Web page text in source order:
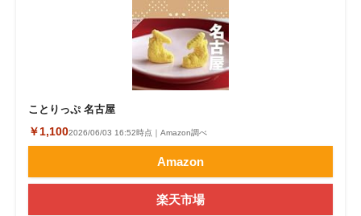
ことりっぷ 名古屋
￥1,1002026/06/03 16:52時点｜Amazon調べ
Amazon
楽天市場